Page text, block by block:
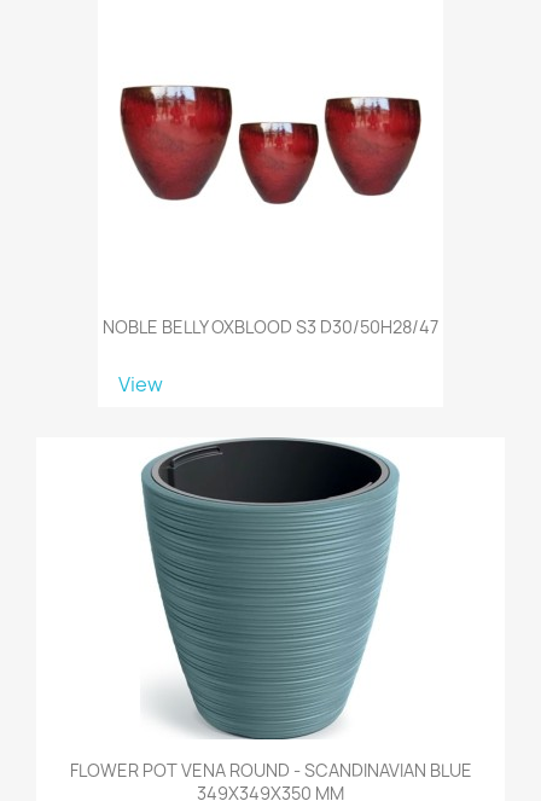
NOBLE BELLY OXBLOOD S3 D30/50H28/47
View
FLOWER POT VENA ROUND - SCANDINAVIAN BLUE
349X349X350 MM